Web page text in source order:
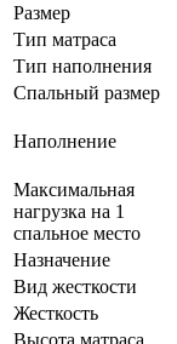
Размер
Тип матраса
Тип наполнения
Спальный размер
Наполнение
Максимальная
нагрузка на 1
спальное место
Назначение
Вид жесткости
Жесткость
Высота матраса